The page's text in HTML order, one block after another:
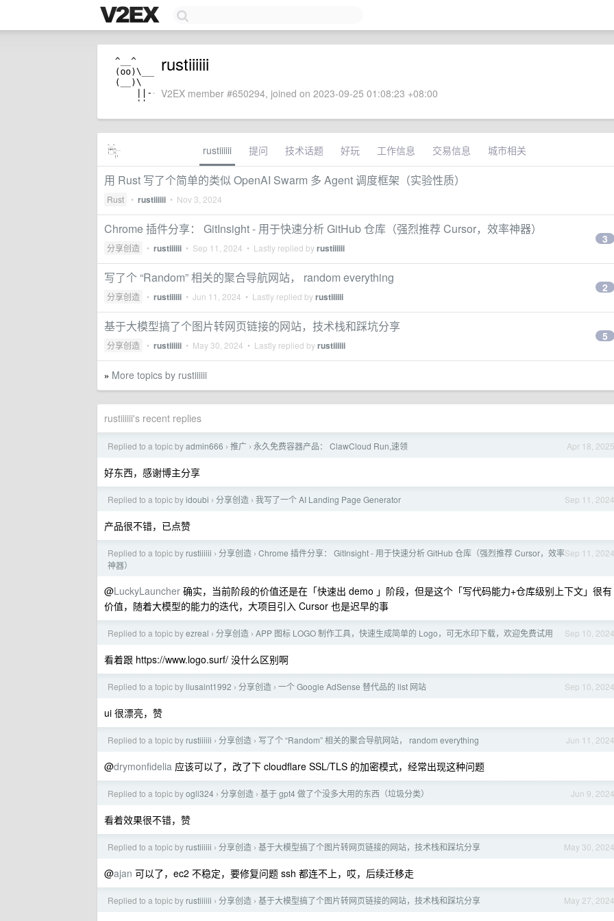
rustiiiiii
V2EX member #650294, joined on 2023-09-25 01:08:23 +08:00
rustiiiiii 提问 技术话题 好玩 工作信息 交易信息 城市相关
用 Rust 写了个简单的类似 OpenAI Swarm 多 Agent 调度框架（实验性质）
Rust • rustiiiiii • Nov 3, 2024
Chrome 插件分享： GitInsight - 用于快速分析 GitHub 仓库（强烈推荐 Cursor，效率神器）
分享创造 • rustiiiiii • Sep 11, 2024 • Lastly replied byrustiiiiii
3
写了个 “Random” 相关的聚合导航网站， random everything
分享创造 • rustiiiiii • Jun 11, 2024 • Lastly replied byrustiiiiii
2
基于大模型搞了个图片转网页链接的网站，技术栈和踩坑分享
分享创造 • rustiiiiii • May 30, 2024 • Lastly replied byrustiiiiii
5
» More topics by rustiiiiii
rustiiiiii's recent replies
Apr 18, 2025
Replied to a topic byadmin666 › 推广 › 永久免费容器产品： ClawCloud Run,速领
好东西，感谢博主分享
Sep 11, 2024
Replied to a topic byidoubi › 分享创造 › 我写了一个 AI Landing Page Generator
产品很不错，已点赞
Sep 11, 2024
Replied to a topic by rustiiiiii › 分享创造 › Chrome 插件分享： GitInsight - 用于快速分析 GitHub 仓库（强烈推荐 Cursor，效率
神器）
@LuckyLauncher 确实，当前阶段的价值还是在「快速出 demo 」阶段，但是这个「写代码能力+仓库级别上下文」很有
价值，随着大模型的能力的迭代，大项目引入 Cursor 也是迟早的事
Sep 10, 2024
Replied to a topic byezreal › 分享创造 › APP 图标 LOGO 制作工具，快速生成简单的 Logo，可无水印下载，欢迎免费试用
看着跟 https://www.logo.surf/ 没什么区别啊
Sep 10, 2024
Replied to a topic by liusaint1992 › 分享创造 › 一个 Google AdSense 替代品的 list 网站
ui 很漂亮，赞
Jun 11, 2024
Replied to a topic by rustiiiiii › 分享创造 › 写了个 “Random” 相关的聚合导航网站， random everything
@drymonfidelia 应该可以了，改了下 cloudflare SSL/TLS 的加密模式，经常出现这种问题
Jun 9, 2024
Replied to a topic byogli324 › 分享创造 › 基于 gpt4 做了个没多大用的东西（垃圾分类）
看着效果很不错，赞
May 30, 2024
Replied to a topic by rustiiiiii › 分享创造 › 基于大模型搞了个图片转网页链接的网站，技术栈和踩坑分享
@ajan 可以了，ec2 不稳定，要修复问题 ssh 都连不上，哎，后续迁移走
May 27, 2024
Replied to a topic by rustiiiiii › 分享创造 › 基于大模型搞了个图片转网页链接的网站，技术栈和踩坑分享